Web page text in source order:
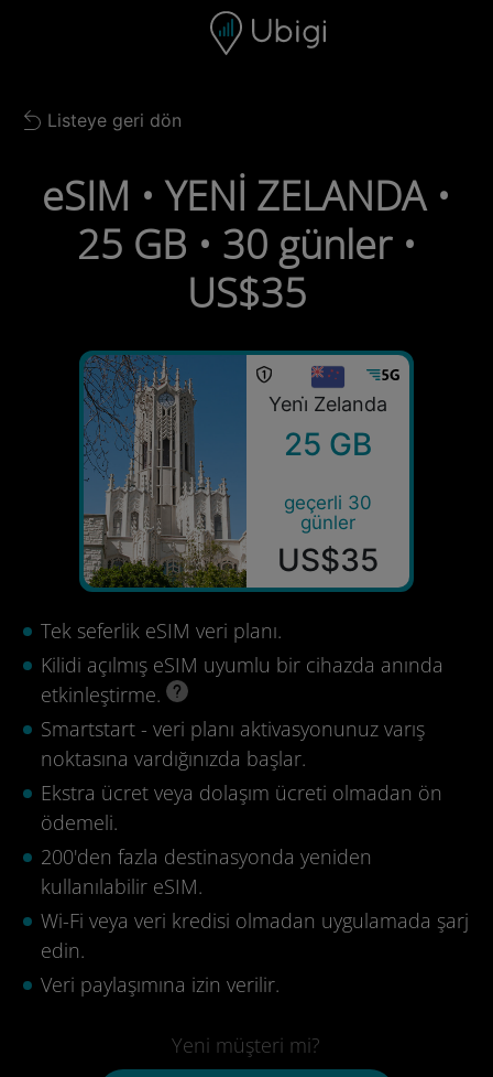
Gezinme çubuğu Alt bilgi
Back to list
Listeye geri dön
eSIM • YENİ ZELANDA •
25 GB • 30 günler •
US$35
Yeni̇ Zelanda
25 GB
geçerli 30
günler
US$35
Tek seferlik eSIM veri planı.
Kilidi açılmış eSIM uyumlu bir cihazda anında
etkinleştirme.
Smartstart - veri planı aktivasyonunuz varış
noktasına vardığınızda başlar.
Ekstra ücret veya dolaşım ücreti olmadan ön
ödemeli.
200'den fazla destinasyonda yeniden
kullanılabilir eSIM.
Wi-Fi veya veri kredisi olmadan uygulamada şarj
edin.
Veri paylaşımına izin verilir.
Yeni müşteri mi?